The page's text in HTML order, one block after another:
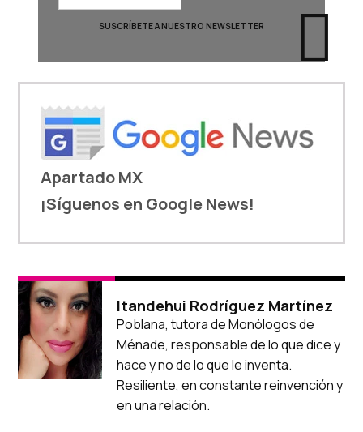
Apartado MX
¡Síguenos en Google News!
Itandehui Rodríguez Martínez
Poblana, tutora de Monólogos de
Ménade, responsable de lo que dice y
hace y no de lo que le inventa.
Resiliente, en constante reinvención y
en una relación.